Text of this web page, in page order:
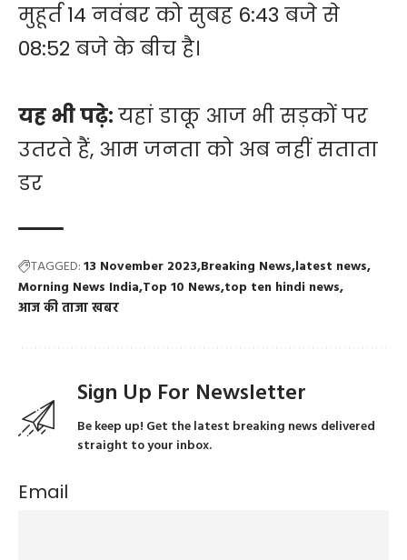
मुहूर्त 14 नवंबर को सुबह 6:43 बजे से
08:52 बजे के बीच है।
यह भी पढ़े:यहां डाकू आज भी सड़कों पर
उतरते हैं, आम जनता को अब नहीं सताता
डर
TAGGED:13 November 2023 Breaking News latest news
Morning News India Top 10 News top ten hindi news
आज की ताजा खबर
Sign Up For Newsletter
Be keep up! Get the latest breaking news delivered
straight to your inbox.
Email